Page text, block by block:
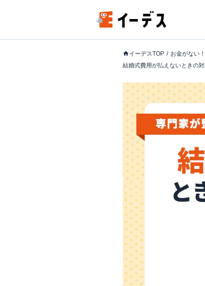
イーデスTOP
お金がない
結婚式費用が払えないときの